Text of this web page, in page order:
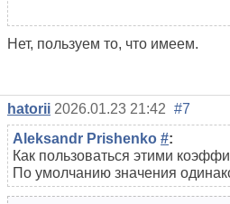
Нет, пользуем то, что имеем.
hatorii 2026.01.23 21:42 #7
Aleksandr Prishenko #:
Как пользоваться этими
По умолчанию значения